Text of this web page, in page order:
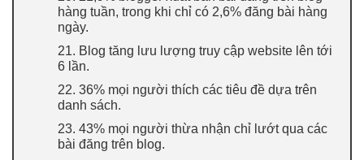
hàng tuần, trong khi chỉ có 2,6% đăng bài hàng
ngày.
21. Blog tăng lưu lượng truy cập website lên tới
6 lần.
22. 36% mọi người thích các tiêu đề dựa trên
danh sách.
23. 43% mọi người thừa nhận chỉ lướt qua các
bài đăng trên blog.